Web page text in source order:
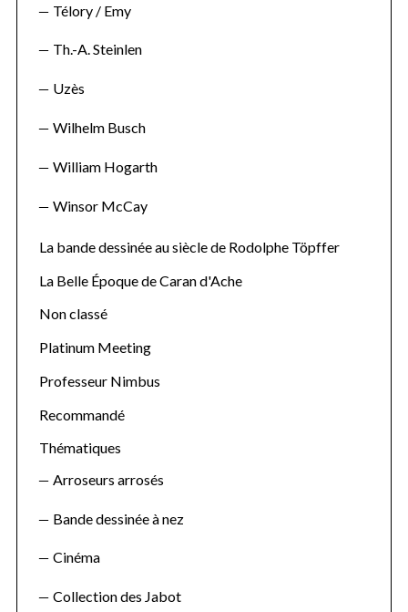
Télory / Emy
Th.-A. Steinlen
Uzès
Wilhelm Busch
William Hogarth
Winsor McCay
La bande dessinée au siècle de Rodolphe Töpffer
La Belle Époque de Caran d'Ache
Non classé
Platinum Meeting
Professeur Nimbus
Recommandé
Thématiques
Arroseurs arrosés
Bande dessinée à nez
Cinéma
Collection des Jabot